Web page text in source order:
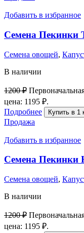
Добавить в избранное
Семена Пекинки
Семена овощей,
В наличии
1200₽
цена: 1195 ₽.
Подробнее
Купить в 1
Продажа
Добавить в избранное
Семена Пекинки
Семена овощей,
В наличии
1200₽
цена: 1195 ₽.